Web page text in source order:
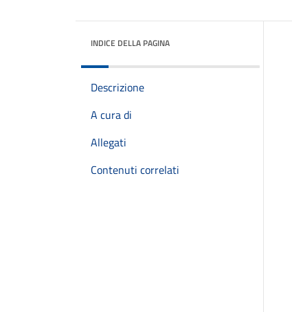
INDICE DELLA PAGINA
Descrizione
A cura di
Allegati
Contenuti correlati